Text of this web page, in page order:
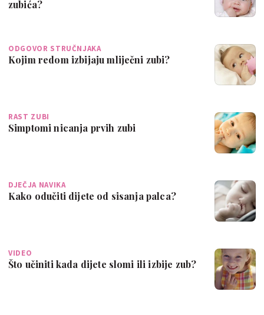
zubića?
ODGOVOR STRUČNJAKA
Kojim redom izbijaju mliječni zubi?
RAST ZUBI
Simptomi nicanja prvih zubi
DJEČJA NAVIKA
Kako odučiti dijete od sisanja palca?
VIDEO
Što učiniti kada dijete slomi ili izbije zub?